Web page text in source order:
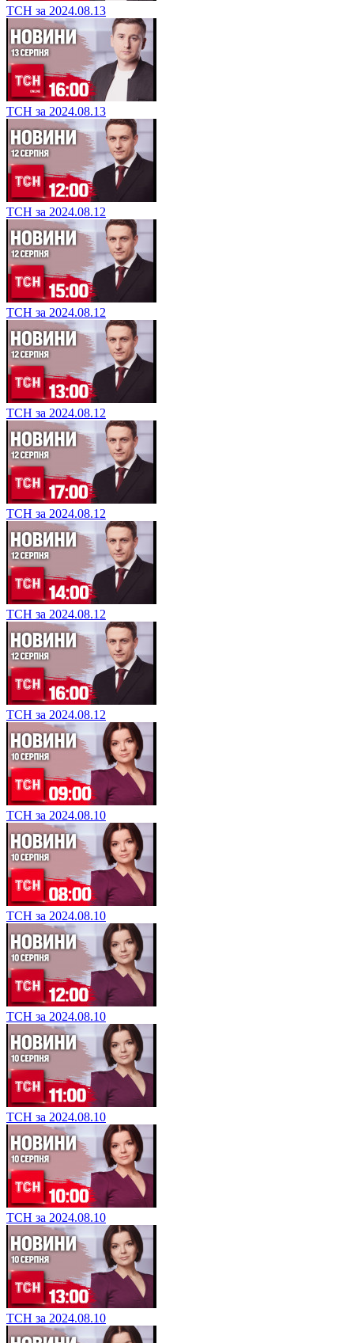
ТСН за 2024.08.13
ТСН за 2024.08.13
ТСН за 2024.08.12
ТСН за 2024.08.12
ТСН за 2024.08.12
ТСН за 2024.08.12
ТСН за 2024.08.12
ТСН за 2024.08.12
ТСН за 2024.08.10
ТСН за 2024.08.10
ТСН за 2024.08.10
ТСН за 2024.08.10
ТСН за 2024.08.10
ТСН за 2024.08.10